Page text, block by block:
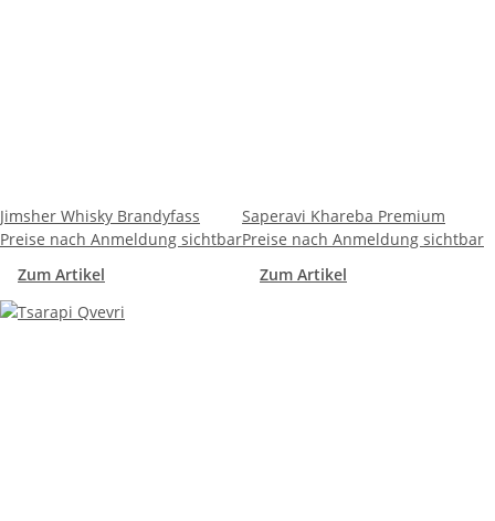
Jimsher Whisky Brandyfass
Preise nach Anmeldung sichtbar
Zum Artikel
Saperavi Khareba Premium
Preise nach Anmeldung sichtbar
Zum Artikel